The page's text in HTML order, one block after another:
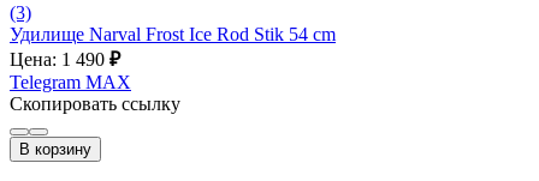
(3)
Удилище Narval Frost Ice Rod Stik 54 cm
Цена: 1 490 ₽
Telegram MAX
Скопировать ссылку
В корзину